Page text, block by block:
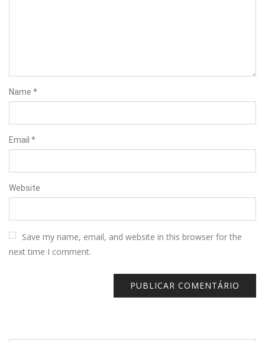
Name *
Email *
Website
Save my name, email, and website in this browser for the
next time I comment.